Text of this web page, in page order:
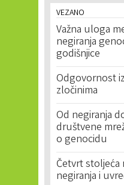
VEZANO
Važna uloga
negiranja
godišnjice
Odgovornost
zločinima
Od negiranja
društvene
o genocidu
Četvrt stoljeća
negiranja i